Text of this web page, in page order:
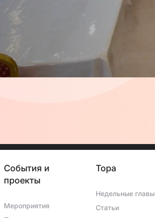
общественный фонд «Хесед
сиротам, детям из
События и
проекты
Мероприятия
Тора
Недельные главы
Статьи